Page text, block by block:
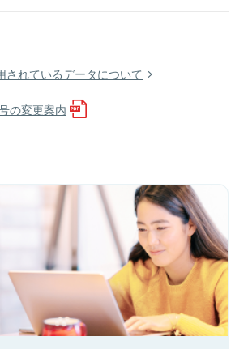
されているデータについて
の変更案内